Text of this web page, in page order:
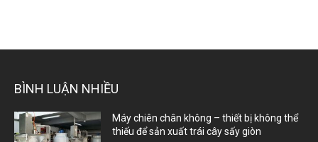
BÌNH LUẬN NHIỀU
Máy chiên chân không – thiết bị không thể
thiếu để sản xuất trái cây sấy giòn